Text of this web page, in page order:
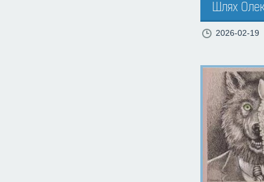
Шлях
2026-02-19